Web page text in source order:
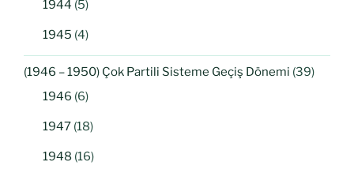
1944 (5)
1945 (4)
(1946 – 1950) Çok Partili Sisteme Geçiş Dönemi (39)
1946 (6)
1947 (18)
1948 (16)